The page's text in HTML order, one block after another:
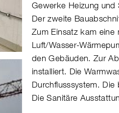
Gewerke Heizung und
Der zweite
Zum Einsatz kam eine
Luft/Wasser-
den Gebäuden. Zur
installiert. Die
Durchflusssystem. Die
Die Sanitäre